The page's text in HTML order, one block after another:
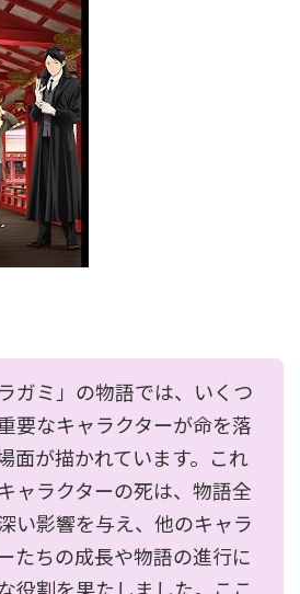
ラガミ」の物語では、いくつ
要なキャラクターが命を落
面が描かれています。これ
ャラクターの死は、物語全
い影響を与え、他のキャラ
たちの成長や物語の進行に